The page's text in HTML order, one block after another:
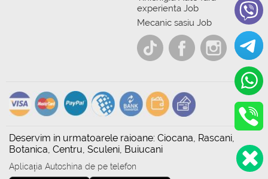
experienta Job
Mecanic sasiu Job
Deservim in urmatoarele raioane: Ciocana, Rascani,
Botanica, Centru, Sculeni, Buiucani
Aplicația Autoshina de pe telefon